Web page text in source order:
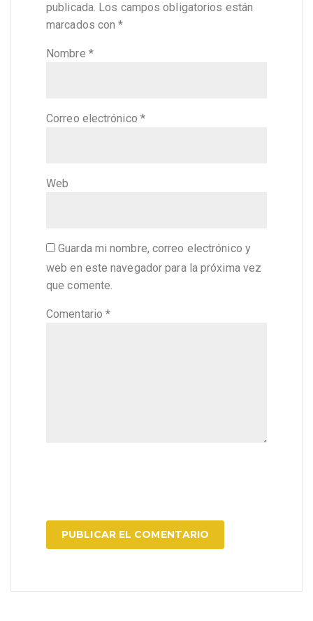
publicada. Los campos obligatorios están
marcados con*
Nombre *
Correo electrónico *
Web
Guarda mi nombre, correo electrónico y
web en este navegador para la próxima vez
que comente.
Comentario*